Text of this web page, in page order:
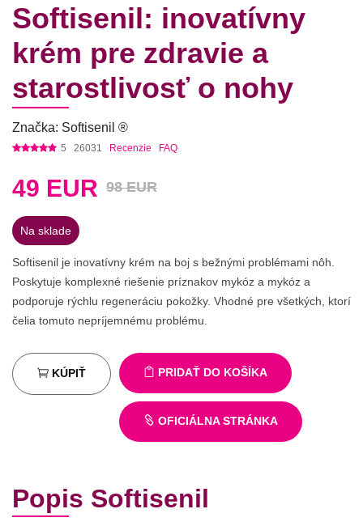
Softisenil: inovatívny
krém pre zdravie a
starostlivosť o nohy
Značka: Softisenil ®
5 26031 Recenzie FAQ
49 EUR 98 EUR
Na sklade
Softisenil je inovatívny krém na boj s bežnými problémami nôh.
Poskytuje komplexné riešenie príznakov mykóz a mykóz a
podporuje rýchlu regeneráciu pokožky. Vhodné pre všetkých, ktorí
čelia tomuto nepríjemnému problému.
PRIDAŤ DO KOŠÍKA
KÚPIŤ
OFICIÁLNA STRÁNKA
Popis Softisenil